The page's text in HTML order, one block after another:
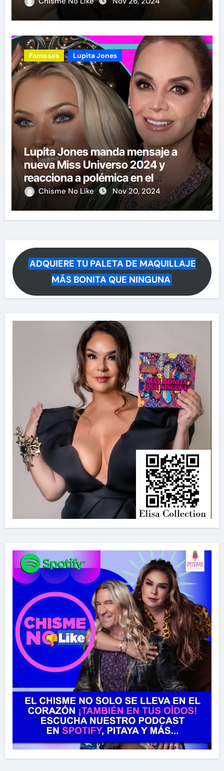
Famosos Lupita Jones
Lupita Jones manda mensaje a
nueva Miss Universo 2024 y
reacciona a polémica en el
certamen
Chisme No Like Nov 20, 2024
ADQUIERE TU PALETA DE MAQUILLAJE
MÁS BONITA QUE NINGUNA